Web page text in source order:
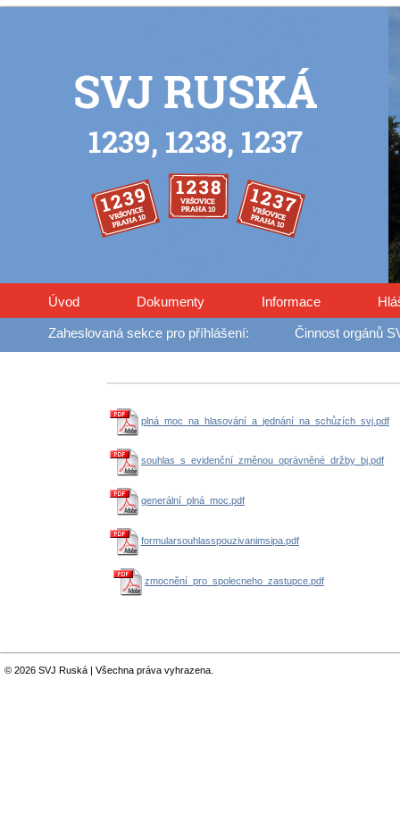
plná_moc_na_hlasování_a_jednání_na_schůzích_svj.pdf
souhlas_s_evidenční_změnou_oprávněné_držby_bj.pdf
generální_plná_moc.pdf
formularsouhlasspouzivanimsipa.pdf
zmocnění_pro_spolecneho_zastupce.pdf
Úvod Dokumenty Informace
Činnost orgánů
© 2026 SVJ Ruská | Všechna práva vyhrazena.